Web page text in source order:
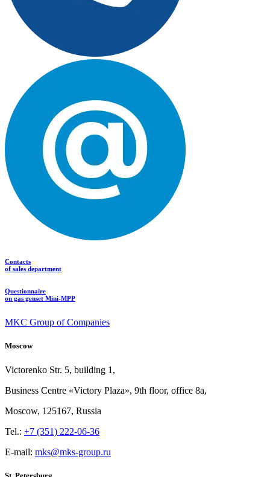
Contacts
of sales department
Questionnaire
on gas genset Mini-MPP
MKC Group of Companies
Moscow
Victorenko Str. 5, building 1,
Business Centre «Victory Plaza», 9th floor, office 8a,
Moscow, 125167, Russia
Tel.: +7 (351) 222-06-36
E-mail: mks@mks-group.ru